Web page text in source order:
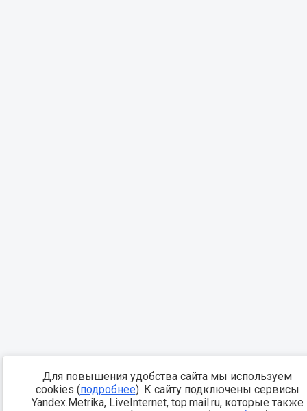
Для повышения удобства сайта мы используем
cookies (подробнее). К сайту подключены сервисы
Yandex.Metrika, LiveInternet, top.mail.ru, которые также